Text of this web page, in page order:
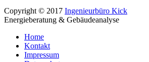
Copyright © 2017 Ingenieurbüro Kick
Energieberatung & Gebäudeanalyse
Home
Kontakt
Impressum